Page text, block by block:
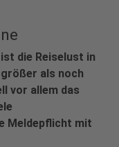
die Reiselust in
als noch
vor allem das
Meldepflicht mit